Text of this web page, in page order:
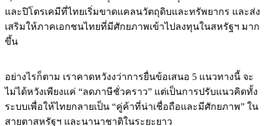
และปิโตรเคมีที่ไทยเริ่มขาดแคลนวัตถุดิบและทรัพยากร และส่ง
เสริมให้ภาคเอกชนไทยที่มีศักยภาพเข้าไปลงทุนในสหรัฐฯ มาก
ขึ้น
อย่างไรก็ตาม เราคาดหวังงว่าการยื่นข้อเสนอ 5 แนวทางนี้ จะ
ไม่ได้หวังเพียงแค่ “ลดภาษีชั่วคราว” แต่เป็นการปรับแนวคิดทั้ง
ระบบเพื่อให้ไทยกลายเป็น “คู่ค้าที่น่าเชื่อถือและมีศักยภาพ” ใน
สายตาสหรัฐฯ และนานาชาติในระยะยาว